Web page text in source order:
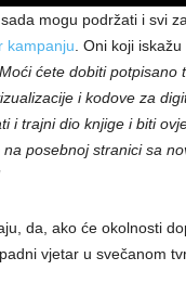
mogu podržati i svi
kampanju . Oni koji
ćete dobiti potpisano
i kodove za
i trajni dio knjige i biti
na posebnoj stranici sa
da, ako će okolnosti
vjetar u svečanom